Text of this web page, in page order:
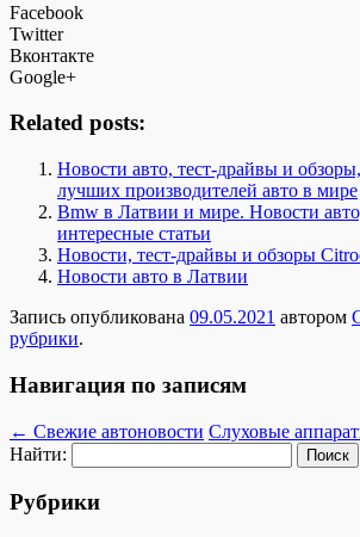
Facebook
Twitter
Вконтакте
Google+
Related posts:
Новости авто, тест-драйвы и
лучших производителей авто в мире
Bmw в Латвии и мире. Новости
интересные статьи
Новости, тест-драйвы и обзоры
Новости авто в Латвии
Запись опубликована 09.05.2021 автором
рубрики.
Навигация по записям
← Cвежие автоновости Слуховые
Найти:
Рубрики